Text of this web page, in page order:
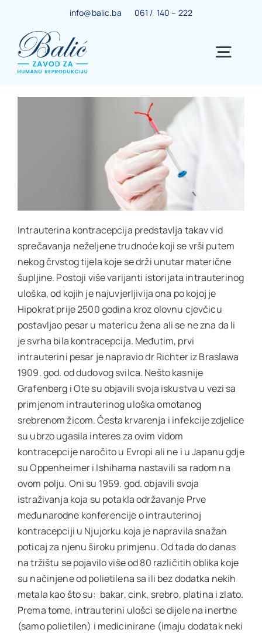
content
info@balic.ba 061 / 140 – 222
Ginekološki centar
Trudnoća
IVF centar
Centar za menopauzu
Ostale usluge
Cjenovnik
VIP Club NOVO
Oglas za posao
O nama
Kontakt
Intrauterina kontracepcija predstavlja takav vid
sprečavanja neželjene trudnoće koji se vrši putem
nekog črvstog tijela koje se drži unutar materične
šupljine. Postoji više varijanti istorijata intrauterinog
uloška, od kojih je najuvjerljivija ona po kojoj je
Hipokrat prije 2500 godina kroz olovnu cjevčicu
postavljao pesar u matericu žena ali se ne zna da li
je svrha bila kontracepcija. Međutim, prvi
intrauterini pesar je napravio dr Richter iz Braslawa
1909. god. od dudovog svilca. Nešto kasnije
Grafenberg i Ote su objavili svoja iskustva u vezi sa
primjenom intrauterinog uloška omotanog
srebrenom žicom. Česta krvarenja i infekcije zdjelice
su ubrzo ugasila interes za ovim vidom
kontracepcije naročito u Evropi ali ne i u Japanu gdje
su Oppenheimer i Ishihama nastavili sa radom na
ovom polju. Oni su 1959. god. objavili svoja
istraživanja koja su potakla održavanje Prve
međunarodne konferencije o intrauterinoj
kontracepciji u Njujorku koja je napravila snažan
poticaj za njenu široku primjenu. Od tada do danas
na tržištu se pojavilo više od 80 različitih oblika koje
su načinjene od polietilena sa ili bez dodatka nekih
metala kao što su: bakar, cink, srebro, platina i zlato.
Prema tome, intrauterini ulošci se dijele na inertne
(samo polietilen) i medicinirane (imaju dodatak neki